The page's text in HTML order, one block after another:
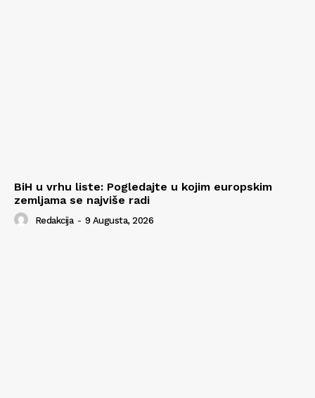
BiH u vrhu liste: Pogledajte u kojim europskim
zemljama se najviše radi
Redakcija - 9 Augusta, 2026